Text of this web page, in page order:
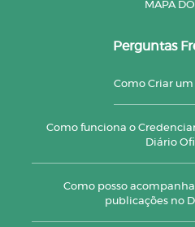
MAPA
Perguntas
Como Criar
Como funciona o
Diário
Como posso
publicações no